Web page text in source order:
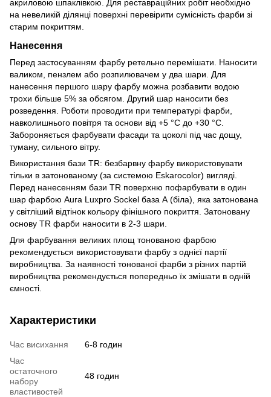
акриловою шпаклівкою. Для реставраційних робіт необхідно
на невеликій ділянці поверхні перевірити сумісність фарби зі
старим покриттям.
Нанесення
Перед застосуванням фарбу ретельно перемішати. Наносити
валиком, пензлем або розпилювачем у два шари. Для
нанесення першого шару фарбу можна розбавити водою
трохи більше 5% за обсягом. Другий шар наносити без
розведення. Роботи проводити при температурі фарби,
навколишнього повітря та основи від +5 °С до +30 °С.
Забороняється фарбувати фасади та цоколі під час дощу,
туману, сильного вітру.
Використання бази TR: безбарвну фарбу використовувати
тільки в затонованому (за системою Eskarocolor) вигляді.
Перед нанесенням бази TR поверхню пофарбувати в один
шар фарбою Aura Luxpro Sockel база А (біла), яка затонована
у світліший відтінок кольору фінішного покриття. Затоновану
основу TR фарби наносити в 2-3 шари.
Для фарбування великих площ тонованою фарбою
рекомендується використовувати фарбу з однієї партії
виробництва. За наявності тонованої фарби з різних партій
виробництва рекомендується попередньо їх змішати в одній
ємності.
Характеристики
Час висихання
6-8 годин
Час
остаточного
набору
властивостей
48 годин